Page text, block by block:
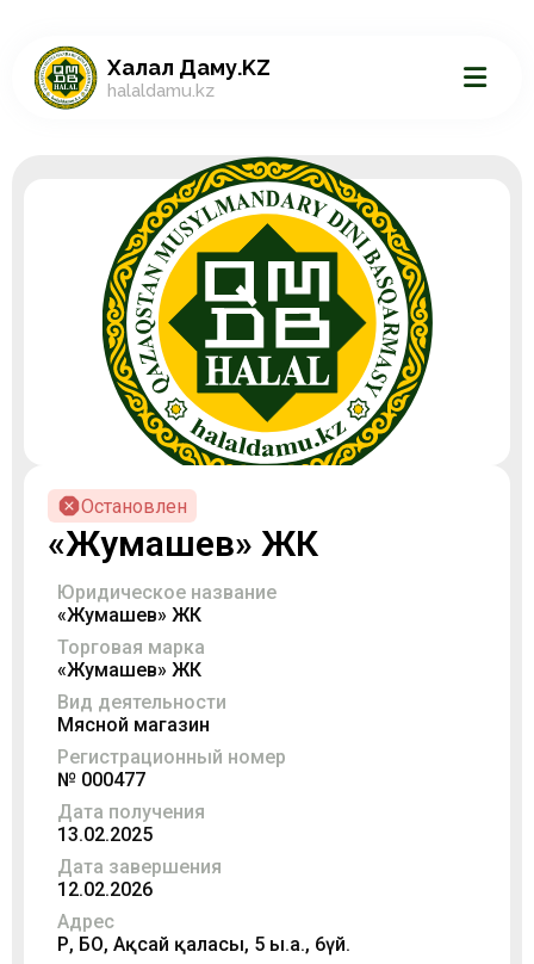
Халал Даму.KZ
halaldamu.kz
Остановлен
«Жумашев» ЖК
Юридическое название
«Жумашев» ЖК
Торговая марка
«Жумашев» ЖК
Вид деятельности
Мясной магазин
Регистрационный номер
№ 000477
Дата получения
13.02.2025
Дата завершения
12.02.2026
Адрес
ҚР, БҚО, Ақсай қаласы, 5 ы.а., 6үй.